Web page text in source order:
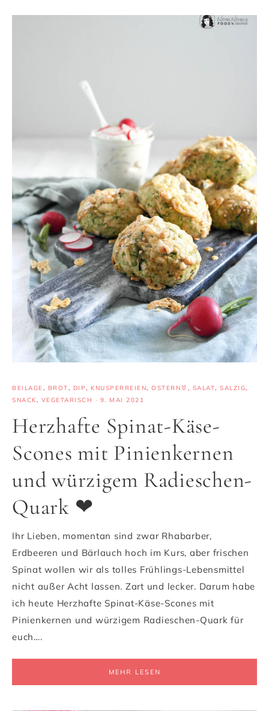
BEILAGE, BROT, DIP, KNUSPERREIEN, OSTERN🐰 , SALAT, SALZIG,
SNACK, VEGETARISCH · 9. MAI 2021
Herzhafte Spinat-Käse-
Scones mit Pinienkernen
und würzigem Radieschen-
Quark ❤
Ihr Lieben, momentan sind zwar Rhabarber,
Erdbeeren und Bärlauch hoch im Kurs, aber frischen
Spinat wollen wir als tolles Frühlings-Lebensmittel
nicht außer Acht lassen. Zart und lecker. Darum habe
ich heute Herzhafte Spinat-Käse-Scones mit
Pinienkernen und würzigem Radieschen-Quark für
euch….
MEHR LESEN